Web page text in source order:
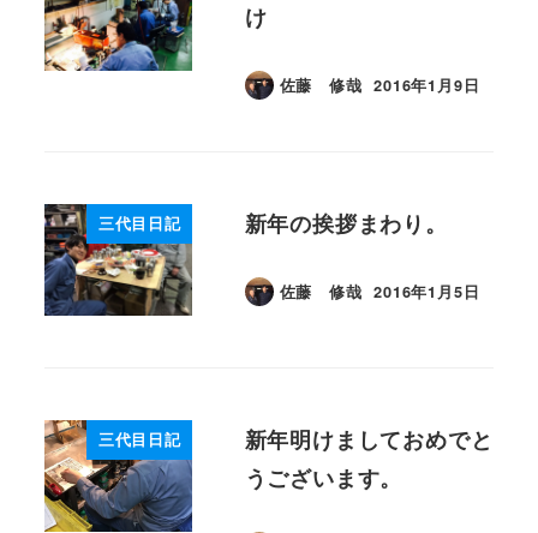
け
佐藤 修哉
投稿日
2016年1月9日
三代目日記 新年の挨拶まわり。
佐藤 修哉
投稿日
2016年1月5日
三代目日記
新年明けましておめでと
うございます。